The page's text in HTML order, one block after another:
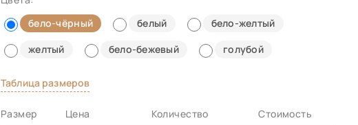
бело-чёрный
белый
бело-желтый
желтый
бело-бежевый голубой
Таблица размеров
Размер Цена Количество Стоимость